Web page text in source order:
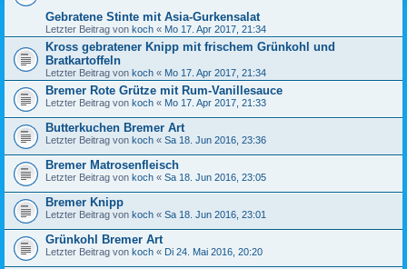
Gebratene Stinte mit Asia-Gurkensalat
Letzter Beitrag von koch « Mo 17. Apr 2017, 21:34
Kross gebratener Knipp mit frischem Grünkohl und
Bratkartoffeln
Letzter Beitrag von koch « Mo 17. Apr 2017, 21:34
Bremer Rote Grütze mit Rum-Vanillesauce
Letzter Beitrag von koch « Mo 17. Apr 2017, 21:33
Butterkuchen Bremer Art
Letzter Beitrag von koch « Sa 18. Jun 2016, 23:36
Bremer Matrosenfleisch
Letzter Beitrag von koch « Sa 18. Jun 2016, 23:05
Bremer Knipp
Letzter Beitrag von koch « Sa 18. Jun 2016, 23:01
Grünkohl Bremer Art
Letzter Beitrag von koch « Di 24. Mai 2016, 20:20